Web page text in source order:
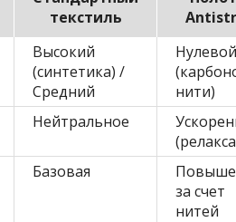
текстиль
Высокий
(синтетика) /
Средний
нити)
Нейтральное
Базовая
за счет
нитей